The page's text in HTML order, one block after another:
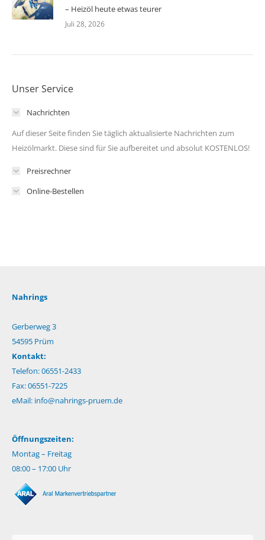
– Heizöl heute etwas teurer
Juli 28, 2026
Unser Service
Nachrichten
Auf dieser Seite finden Sie täglich aktualisierte Nachrichten zum
Heizölmarkt. Diese sind für Sie aufbereitet und absolut KOSTENLOS!
Preisrechner
Online-Bestellen
Nahrings
Gerberweg 3
54595 Prüm
Kontakt:
Telefon: 06551-2433
Fax: 06551-7225
eMail: info@nahrings-pruem.de
Öffnungszeiten:
Montag – Freitag
08:00 – 17:00 Uhr